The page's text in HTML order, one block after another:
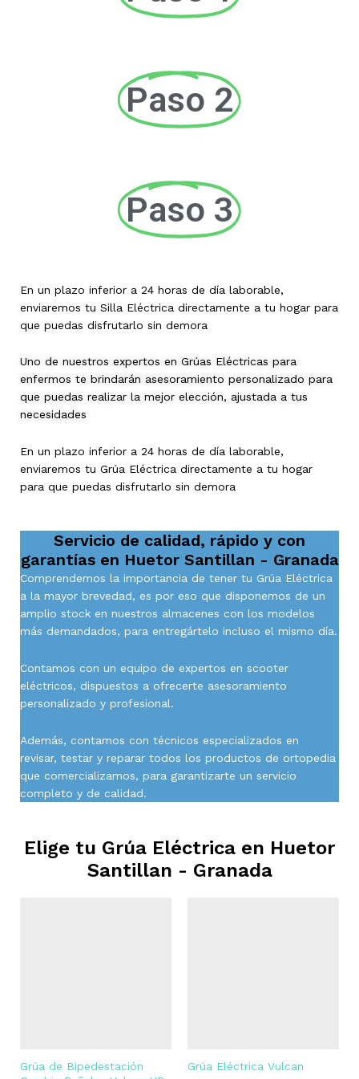
Paso 2
Paso 3
En un plazo inferior a 24 horas de día laborable,
enviaremos tu Silla Eléctrica directamente a tu hogar para
que puedas disfrutarlo sin demora
Uno de nuestros expertos en Grúas Eléctricas para
enfermos te brindarán asesoramiento personalizado para
que puedas realizar la mejor elección, ajustada a tus
necesidades
En un plazo inferior a 24 horas de día laborable,
enviaremos tu Grúa Eléctrica directamente a tu hogar
para que puedas disfrutarlo sin demora
Servicio de calidad, rápido y con
garantías en Huetor Santillan - Granada
Comprendemos la importancia de tener tu Grúa Eléctrica
a la mayor brevedad, es por eso que disponemos de un
amplio stock en nuestros almacenes con los modelos
más demandados, para entregártelo incluso el mismo día.
Contamos con un equipo de expertos en scooter
eléctricos, dispuestos a ofrecerte asesoramiento
personalizado y profesional.
Además, contamos con técnicos especializados en
revisar, testar y reparar todos los productos de ortopedia
que comercializamos, para garantizarte un servicio
completo y de calidad.
Elige tu Grúa Eléctrica en Huetor
Santillan - Granada
Grúa de Bipedestación
Grúa Eléctrica Vulcan